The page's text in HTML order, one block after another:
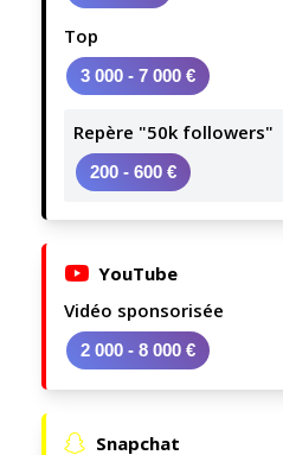
Top
3 000 - 7 000 €
Repère "50k followers"
200 - 600 €
YouTube
Vidéo sponsorisée
2 000 - 8 000 €
Snapchat